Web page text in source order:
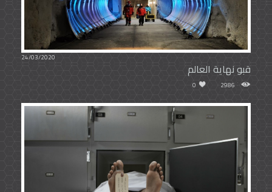
24/03/2020
قبو نهاية العالم
2986
0